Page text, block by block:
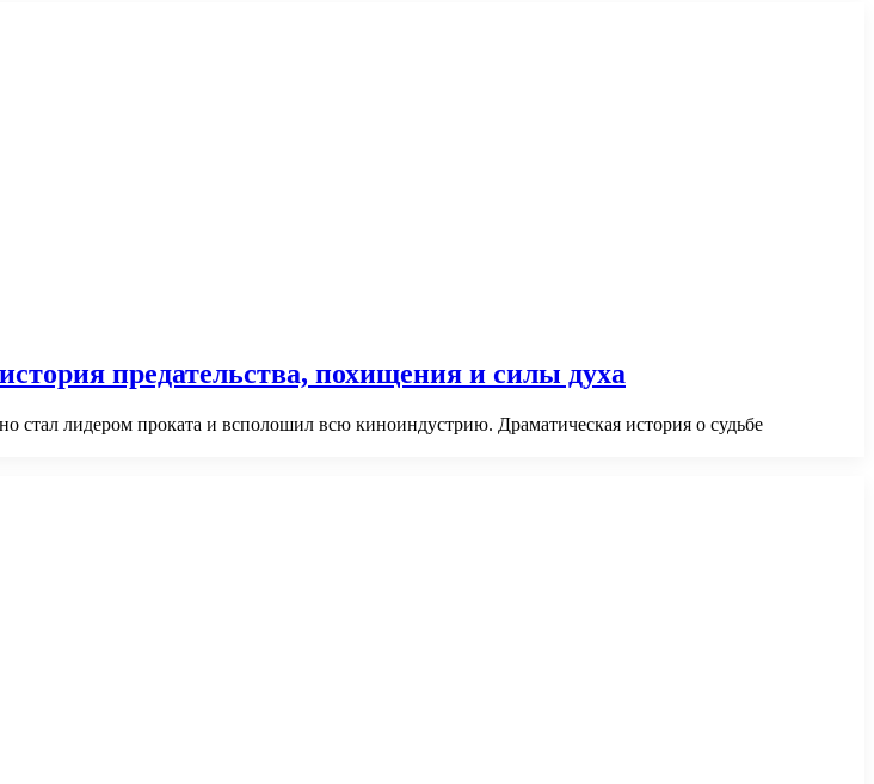
предательства, похищения и силы духа
стал лидером проката и всполошил всю киноиндустрию. Драматическая история о судьбе